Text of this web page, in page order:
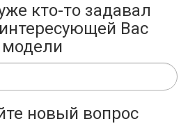
кто-то задавал
Вас
модели
новый вопрос